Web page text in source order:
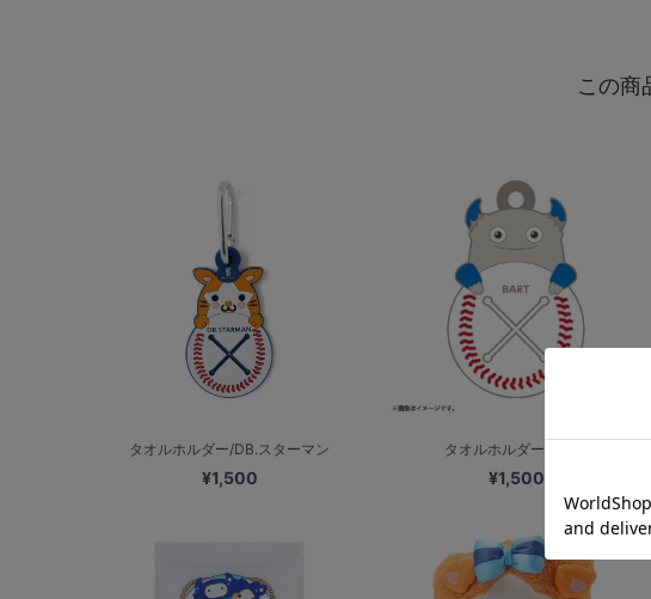
この商
タオルホルダー/DB.スターマン
¥1,500
タオルホルダー/BART
¥1,500